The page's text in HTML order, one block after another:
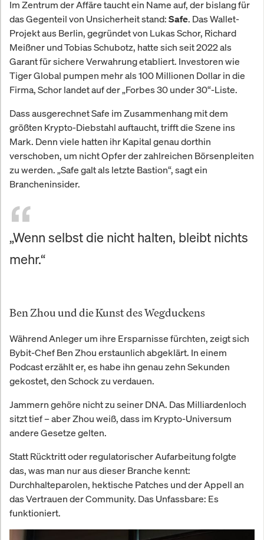
Im Zentrum der Affäre taucht ein Name auf, der bislang für
das Gegenteil von Unsicherheit stand: Safe. Das Wallet-
Projekt aus Berlin, gegründet von Lukas Schor, Richard
Meißner und Tobias Schubotz, hatte sich seit 2022 als
Garant für sichere Verwahrung etabliert. Investoren wie
Tiger Global pumpen mehr als 100 Millionen Dollar in die
Firma, Schor landet auf der „Forbes 30 under 30“-Liste.
Dass ausgerechnet Safe im Zusammenhang mit dem
größten Krypto-Diebstahl auftaucht, trifft die Szene ins
Mark. Denn viele hatten ihr Kapital genau dorthin
verschoben, um nicht Opfer der zahlreichen Börsenpleiten
zu werden. „Safe galt als letzte Bastion“, sagt ein
Brancheninsider.
„Wenn selbst die nicht halten, bleibt nichts
mehr.“
Ben Zhou und die Kunst des Wegduckens
Während Anleger um ihre Ersparnisse fürchten, zeigt sich
Bybit-Chef Ben Zhou erstaunlich abgeklärt. In einem
Podcast erzählt er, es habe ihn genau zehn Sekunden
gekostet, den Schock zu verdauen.
Jammern gehöre nicht zu seiner DNA. Das Milliardenloch
sitzt tief – aber Zhou weiß, dass im Krypto-Universum
andere Gesetze gelten.
Statt Rücktritt oder regulatorischer Aufarbeitung folgte
das, was man nur aus dieser Branche kennt:
Durchhalteparolen, hektische Patches und der Appell an
das Vertrauen der Community. Das Unfassbare: Es
funktioniert.